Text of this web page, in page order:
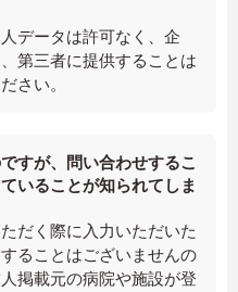
データは許可なく、企
第三者に提供することは
さい。
すが、問い合わせするこ
いることが知られてしま
だく際に入力いただいた
ることはございませんの
掲載元の病院や施設が登